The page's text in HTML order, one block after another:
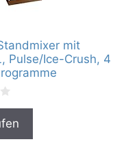
mit
Pulse/Ice-Crush, 4